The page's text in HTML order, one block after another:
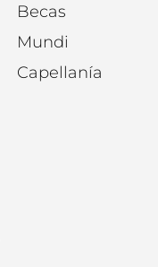
Becas
Mundi
Capellanía